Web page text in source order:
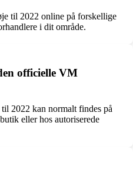
til 2022 online på forskellige
i dit område.
officielle VM
2022 kan normalt findes på
eller hos autoriserede